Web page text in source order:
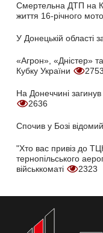
Смертельна ДТП на
життя 16-річного
У Донецькій області
«Агрон», «Дністер»
Кубку України
2753
На Донеччині
2636
Спочив у Бозі
"Хто вас привіз до
тернопільського
військкоматі
2323